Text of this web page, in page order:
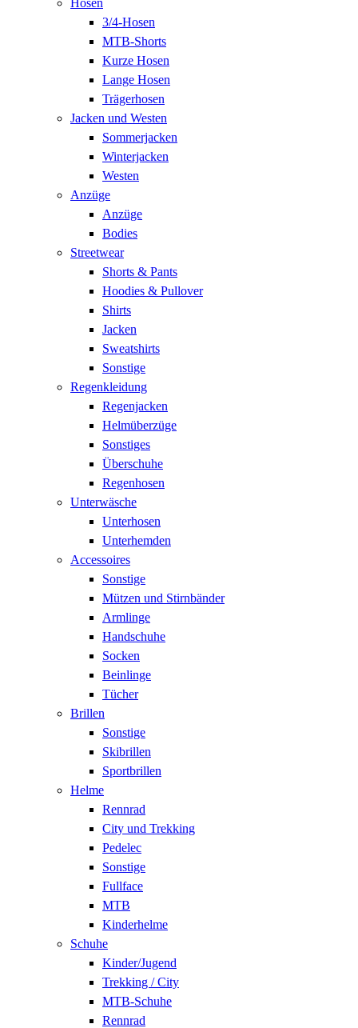
3/4-Hosen
MTB-Shorts
Kurze Hosen
Lange Hosen
Trägerhosen
Jacken und Westen
Sommerjacken
Winterjacken
Westen
Anzüge
Anzüge
Bodies
Streetwear
Shorts & Pants
Hoodies & Pullover
Shirts
Jacken
Sweatshirts
Sonstige
Regenkleidung
Regenjacken
Helmüberzüge
Sonstiges
Überschuhe
Regenhosen
Unterwäsche
Unterhosen
Unterhemden
Accessoires
Sonstige
Mützen und Stirnbänder
Armlinge
Handschuhe
Socken
Beinlinge
Tücher
Brillen
Sonstige
Skibrillen
Sportbrillen
Helme
Rennrad
City und Trekking
Pedelec
Sonstige
Fullface
MTB
Kinderhelme
Schuhe
Kinder/Jugend
Trekking / City
MTB-Schuhe
Rennrad